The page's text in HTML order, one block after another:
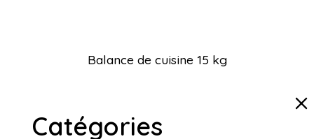
Catégories
Balance de cuisine 15 kg